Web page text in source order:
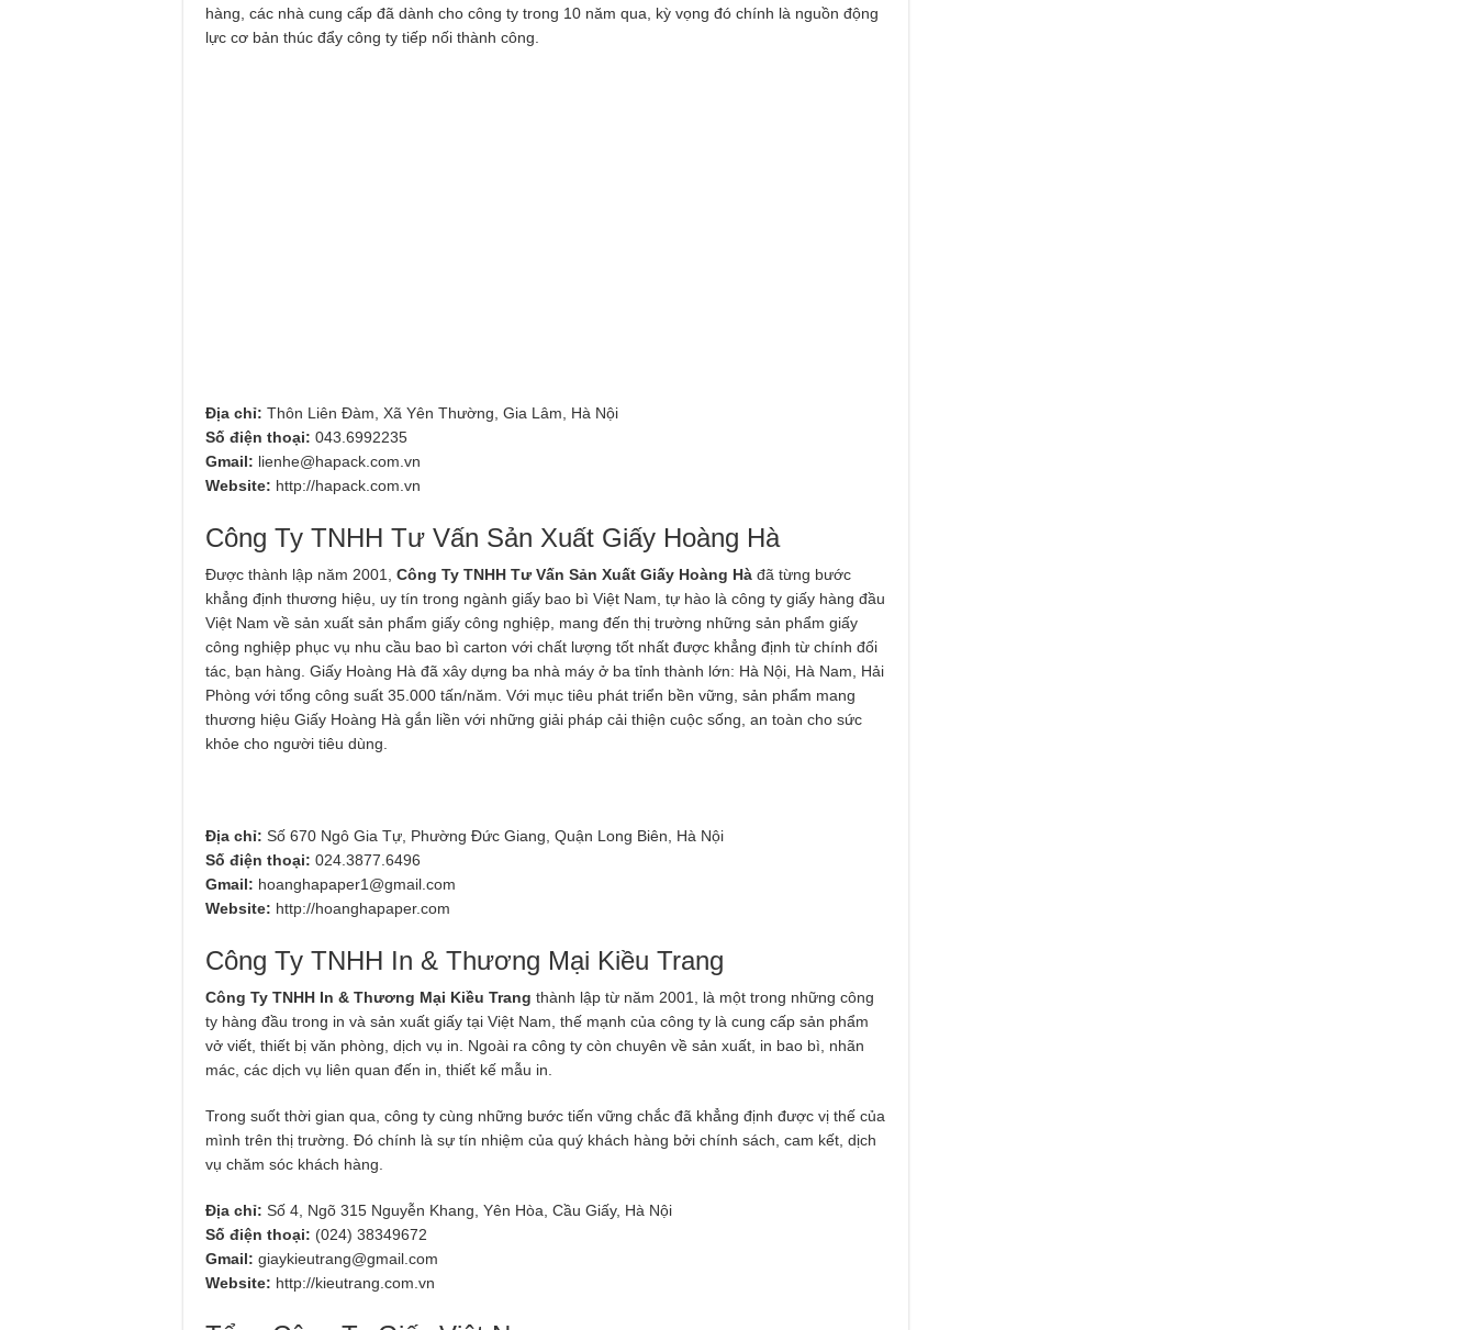
hàng, các nhà cung cấp đã dành cho công ty trong 10 năm qua, kỳ vọng đó chính là nguồn động
lực cơ bản thúc đẩy công ty tiếp nối thành công.
Địa chỉ: Thôn Liên Đàm, Xã Yên Thường, Gia Lâm, Hà Nội
Số điện thoại: 043.6992235
Gmail: lienhe@hapack.com.vn
Website: http://hapack.com.vn
Công Ty TNHH Tư Vấn Sản Xuất Giấy Hoàng Hà
Được thành lập năm 2001, Công Ty TNHH Tư Vấn Sản Xuất Giấy Hoàng Hà đã từng bước
khẳng định thương hiệu, uy tín trong ngành giấy bao bì Việt Nam, tự hào là công ty giấy hàng đầu
Việt Nam về sản xuất sản phẩm giấy công nghiệp, mang đến thị trường những sản phẩm giấy
công nghiệp phục vụ nhu cầu bao bì carton với chất lượng tốt nhất được khẳng định từ chính đối
tác, bạn hàng. Giấy Hoàng Hà đã xây dựng ba nhà máy ở ba tỉnh thành lớn: Hà Nội, Hà Nam, Hải
Phòng với tổng công suất 35.000 tấn/năm. Với mục tiêu phát triển bền vững, sản phẩm mang
thương hiệu Giấy Hoàng Hà gắn liền với những giải pháp cải thiện cuộc sống, an toàn cho sức
khỏe cho người tiêu dùng.
Địa chỉ: Số 670 Ngô Gia Tự, Phường Đức Giang, Quận Long Biên, Hà Nội
Số điện thoại: 024.3877.6496
Gmail: hoanghapaper1@gmail.com
Website: http://hoanghapaper.com
Công Ty TNHH In & Thương Mại Kiều Trang
Công Ty TNHH In & Thương Mại Kiều Trang thành lập từ năm 2001, là một trong những công
ty hàng đầu trong in và sản xuất giấy tại Việt Nam, thế mạnh của công ty là cung cấp sản phẩm
vở viết, thiết bị văn phòng, dịch vụ in. Ngoài ra công ty còn chuyên về sản xuất, in bao bì, nhãn
mác, các dịch vụ liên quan đến in, thiết kế mẫu in.
Trong suốt thời gian qua, công ty cùng những bước tiến vững chắc đã khẳng định được vị thế của
mình trên thị trường. Đó chính là sự tín nhiệm của quý khách hàng bởi chính sách, cam kết, dịch
vụ chăm sóc khách hàng.
Địa chỉ: Số 4, Ngõ 315 Nguyễn Khang, Yên Hòa, Cầu Giấy, Hà Nội
Số điện thoại: (024) 38349672
Gmail: giaykieutrang@gmail.com
Website: http://kieutrang.com.vn